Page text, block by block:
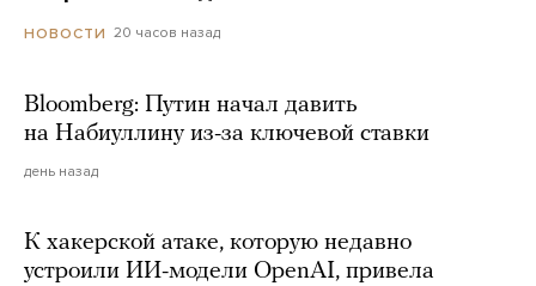
НОВОСТИ 20 часов назад
Bloomberg: Путин начал давить
на Набиуллину из-за ключевой ставки
день назад
К хакерской атаке, которую недавно
устроили ИИ-модели OpenAI, привела